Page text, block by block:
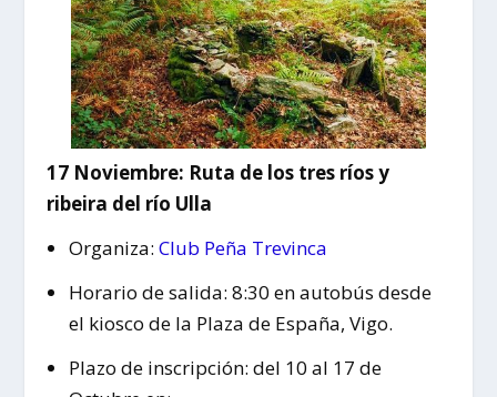
17 Noviembre: Ruta de los tres ríos y
ribeira del río Ulla
Organiza: Club Peña Trevinca
Horario de salida: 8:30 en autobús desde
el kiosco de la Plaza de España, Vigo.
Plazo de inscripción: del 10 al 17 de